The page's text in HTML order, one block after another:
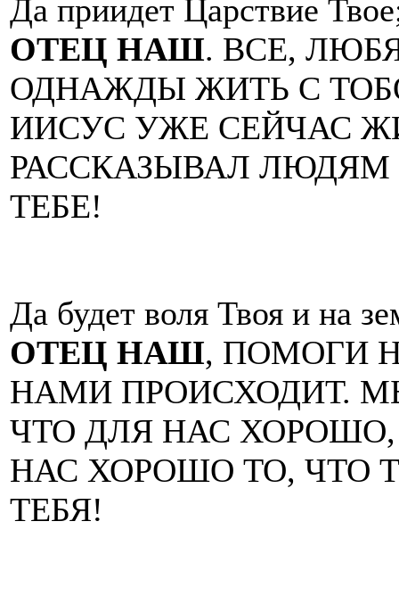
Да приидет Царствие
ОТЕЦ НАШ. ВСЕ,
ОДНАЖДЫ ЖИТЬ С
ИИСУС УЖЕ СЕЙЧАС
РАССКАЗЫВАЛ
ТЕБЕ!
Да будет воля Твоя и на
ОТЕЦ НАШ, ПОМОГИ
НАМИ ПРОИСХОДИТ.
ЧТО ДЛЯ НАС
НАС ХОРОШО ТО, ЧТО
ТЕБЯ!